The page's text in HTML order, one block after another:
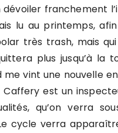
franchement
lu au printemps,
très trash, mais
plus jusqu’à
me vint une nouvelle
est un
qu’on verra
cycle verra